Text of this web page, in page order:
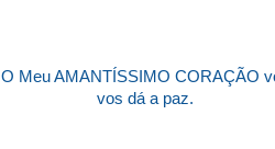
Meu AMANTÍSSIMO CORAÇÃO
vos dá a paz.